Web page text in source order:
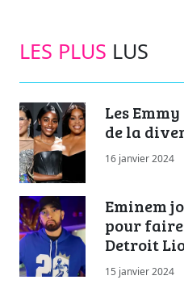
LES PLUS LUS
Les
de la
16 janvier 2024
Eminem
pour
Detroit
15 janvier 2024